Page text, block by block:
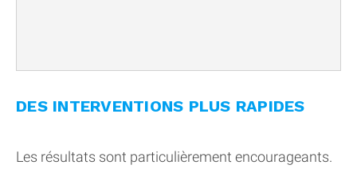
DES INTERVENTIONS PLUS RAPIDES
Les résultats sont particulièrement encourageants.